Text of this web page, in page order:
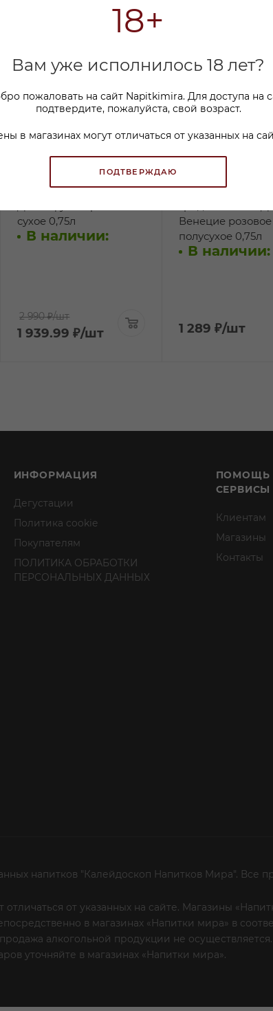
18+
Вам уже исполнилось 18 лет?
пожаловать на сайт Napitkimira. Для доступа на
подтвердите, пожалуйста, свой возраст.
в магазинах могут отличаться от указанных на
ПОДТВЕРЖДАЮ
Вино Люмера
сухое 0,75л
В наличии:
2 990 ₽/шт
1 939.99 ₽/шт
Вино Чело Пино
Венецие розовое
полусухое 0,75л
В наличии:
1 289 ₽/шт
ИНФОРМАЦИЯ
Дегустации
Политика cookie
Покупателям
ПОЛИТИКА ОБРАБОТКИ
ПЕРСОНАЛЬНЫХ ДАННЫХ
ПОМОЩЬ
СЕРВИСЫ
Клиентам
Магазины
Контакты
напитков "Калейдоскоп Напитков Мира". Все
от указанных на сайте. Магазины
в магазинах «Напитки мира» в
алкогольной продукции не
уточняйте в магазинах «Напитки мира».